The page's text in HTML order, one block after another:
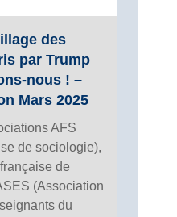
des
par Trump
nous ! –
Mars 2025
AFS
de sociologie),
de
(Association
du